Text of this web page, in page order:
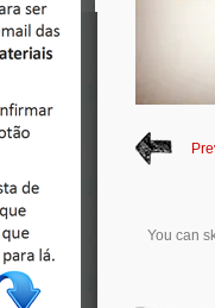
You can